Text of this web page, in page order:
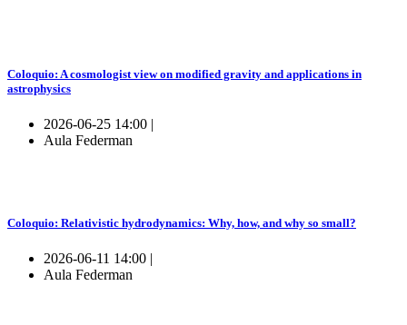
Coloquio: A cosmologist view on modified gravity and applications in
astrophysics
2026-06-25 14:00 |
Aula Federman
Coloquio: Relativistic hydrodynamics: Why, how, and why so small?
2026-06-11 14:00 |
Aula Federman